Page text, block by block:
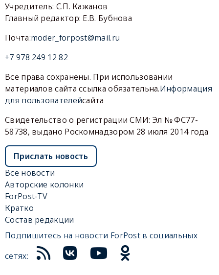
Учредитель: С.П. Кажанов
Главный редактор: Е.В. Бубнова
Почта:moder_forpost@mail.ru
+7 978 249 12 82
Все права сохранены. При использовании
материалов сайта ссылка обязательна.Информация
для пользователейсайта
Свидетельство о регистрации СМИ: Эл № ФС77-
58738, выдано Роскомнадзором 28 июля 2014 года
Прислать новость
Все новости
Авторские колонки
ForPost-TV
Кратко
Состав редакции
Подпишитесь на новости ForPost в социальных
сетях: